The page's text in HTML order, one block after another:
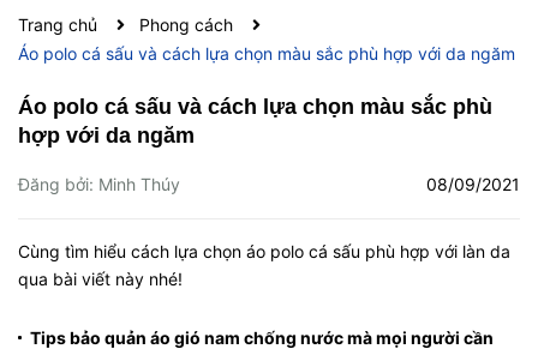
Trang chủ
Phong cách
Áo polo cá sấu và cách lựa chọn màu sắc phù hợp với da ngăm
Áo polo cá sấu và cách lựa chọn màu sắc phù
hợp với da ngăm
Đăng bởi: Minh Thúy 08/09/2021
Cùng tìm hiểu cách lựa chọn áo polo cá sấu phù hợp với làn da
qua bài viết này nhé!
Tips bảo quản áo gió nam chống nước mà mọi người cần